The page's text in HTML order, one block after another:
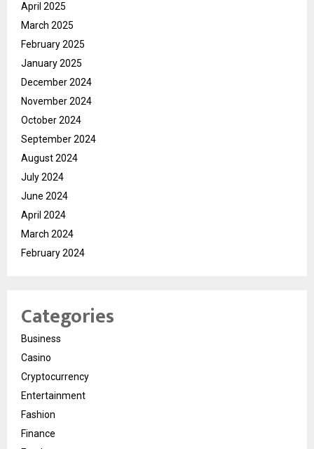
April 2025
March 2025
February 2025
January 2025
December 2024
November 2024
October 2024
September 2024
August 2024
July 2024
June 2024
April 2024
March 2024
February 2024
Categories
Business
Casino
Cryptocurrency
Entertainment
Fashion
Finance